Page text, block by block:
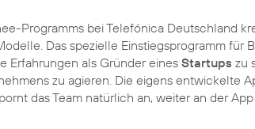
Programms bei Telefónica Deutschland
Das spezielle Einstiegsprogramm
Erfahrungen als Gründer eines Startups zu
zu agieren. Die eigens entwickelte
das Team natürlich an, weiter an der